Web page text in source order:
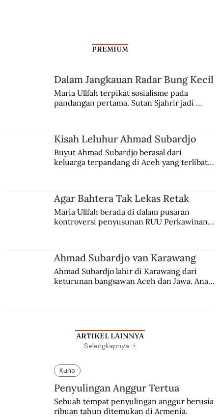
Sarjana Hukum Pertama Indonesia
PREMIUM
Dalam Jangkauan Radar Bung Kecil
Maria Ullfah terpikat sosialisme pada
pandangan pertama. Sutan Sjahrir jadi
Kisah Leluhur Ahmad Subardjo
Buyut Ahmad Subardjo berasal dari
keluarga terpandang di Aceh yang terlibat
Agar Bahtera Tak Lekas Retak
Maria Ullfah berada di dalam pusaran
kontroversi penyusunan RUU Perkawinan.
Ahmad Subardjo van Karawang
Ahmad Subardjo lahir di Karawang dari
keturunan bangsawan Aceh dan Jawa. Anak
ARTIKEL LAINNYA
Selengkapnya
Kuno
Penyulingan Anggur Tertua
Sebuah tempat penyulingan anggur berusia
ribuan tahun ditemukan di Armenia.